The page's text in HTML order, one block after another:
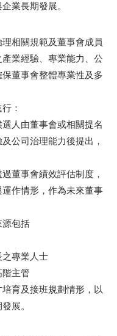
業長期發展。
相關規範及董事會成員
業經驗、專業能力、公
董事會整體專業性及多
：
人由董事會或相關提名
公司治理能力後提出，
董事會績效評估制度，
作情形，作為未來董事
源包括
專業人士
主管
育及接班規劃情形，以
展。